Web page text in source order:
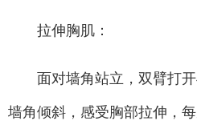
拉伸胸肌：
面对墙角站立，双臂打开
墙角倾斜，感受胸部拉伸，